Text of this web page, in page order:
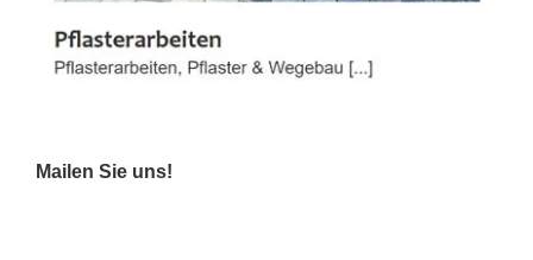
Mailen Sie uns!